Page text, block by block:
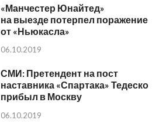
«Манчестер Юнайтед»
на выезде потерпел поражение
от «Ньюкасла»
06.10.2019
СМИ: Претендент на пост
наставника «Спартака» Тедеско
прибыл в Москву
06.10.2019